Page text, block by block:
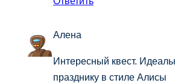
Алена
Интересный квест.
празднику в стиле Алисы